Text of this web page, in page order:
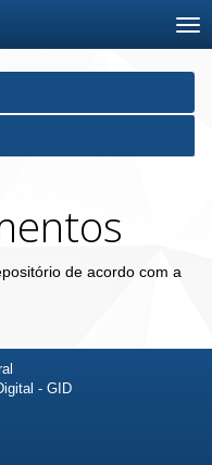
de acordo com a
- GID